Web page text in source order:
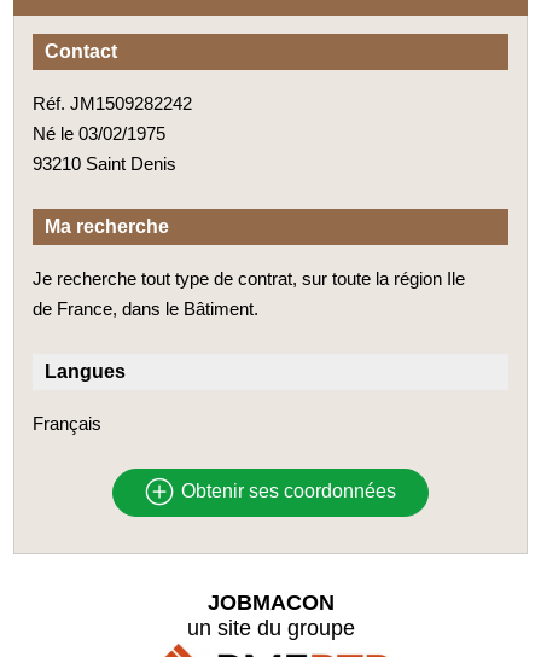
Contact
Réf. JM1509282242
Né le 03/02/1975
93210 Saint Denis
Ma recherche
Je recherche tout type de contrat, sur toute la région Ile
de France, dans le Bâtiment.
Langues
Français
Obtenir ses coordonnées
JOBMACON
un site du groupe